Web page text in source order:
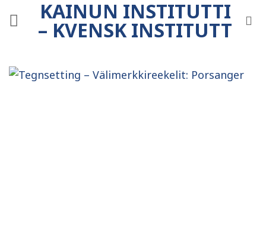
to
KAINUN INSTITUTTI
– KVENSK INSTITUTT